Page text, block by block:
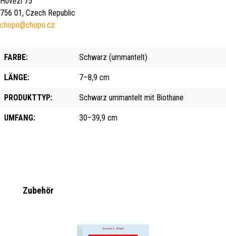
756 01, Czech Republic
chopo@chopo.cz
FARBE: Schwarz (ummantelt)
LÄNGE: 7–8,9 cm
PRODUKTTYP: Schwarz ummantelt mit Biothane
UMFANG: 30–39,9 cm
Produktgalerie überspringen
Zubehör